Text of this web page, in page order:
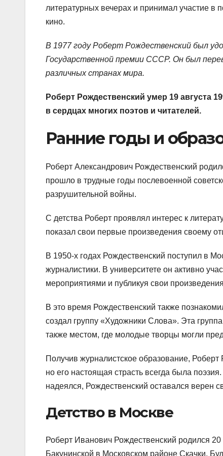
литературных вечерах и принимал участие в
кино.
В 1977 году Роберт Рождественский был
Государственной премии СССР. Он был
различных странах мира.
Роберт Рождественский умер 19 августа
в сердцах многих поэтов и читателей.
Ранние годы и
Роберт Александрович Рождественский
прошло в трудные годы послевоенной
разрушительной войны.
С детства Роберт проявлял интерес к
показал свои первые произведения своему
В 1950-х годах Рождественский поступил в
журналистики. В университете он активно
мероприятиями и публикуя свои
В это время Рождественский также
создал группу «Художники Слова». Эта
также местом, где молодые творцы могли
Получив журналистское образование, Роберт
но его настоящая страсть всегда была
надеялся, Рождественский оставался верен
Детство в Москве
Роберт Иванович Рождественский родился
Бакунинской в Московском районе Скачки.